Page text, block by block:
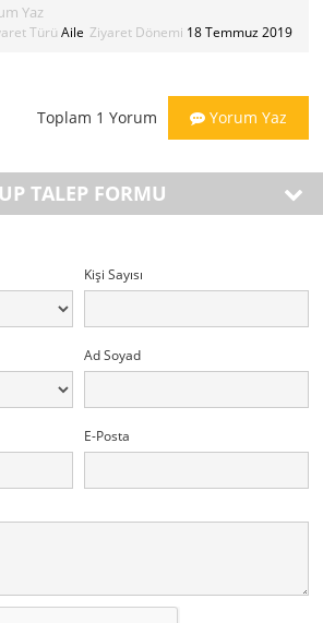
Yaz
Türü Aile Ziyaret Dönemi 18 Temmuz 2019
Toplam 1 Yorum Yorum Yaz
TALEP FORMU
Kişi Sayısı
Ad Soyad
E-Posta